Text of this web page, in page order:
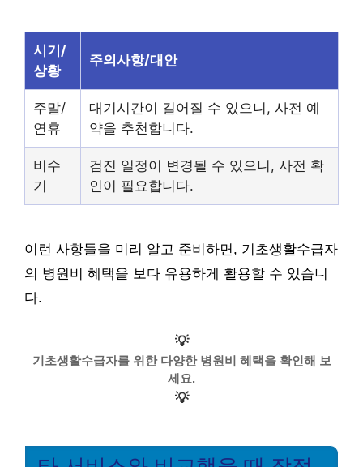
시기/
상황
주의사항/대안
주말/
연휴
대기시간이 길어질 수 있으니, 사전 예
약을 추천합니다.
비수
기
검진 일정이 변경될 수 있으니, 사전 확
인이 필요합니다.
이런 사항들을 미리 알고 준비하면, 기초생활수급자
의 병원비 혜택을 보다 유용하게 활용할 수 있습니
다.
💡
기초생활수급자를 위한 다양한 병원비 혜택을 확인해 보
세요.
💡